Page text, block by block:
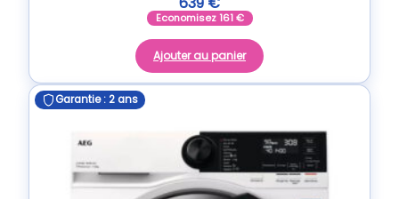
Economisez161€
Ajouter au panier
Garantie : 2 ans